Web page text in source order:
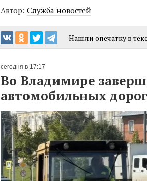
Автор: Служба новостей
Нашли опечатку в
сегодня в 17:17
Во Владимире
автомобильных дорог